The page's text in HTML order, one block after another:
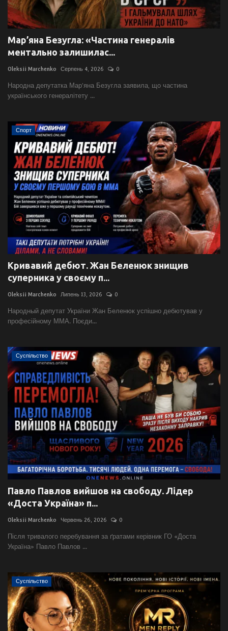
Мар’яна Безугла: «Частина генералів
ментально залишилас...
Oleksii Marchenko Серпень 4, 2026 0
Народна депутатка Мар’яна Безугла заявила, що частина
українського генералітету ...
Спорт
Кривавий дебют. Жан Беленюк знищив
суперника у своєму п...
Oleksii Marchenko Липень 13, 2026 0
Народный депутат України Жан Беленюк успішно дебютував у
професійному ММА. Поєди...
Суспільство
Павло Павлов вийшов на свободу. Лідер
«Доста Україна» п...
Oleksii Marchenko Червень 26, 2026 0
Після тривалого перебування за ґратами керівник ГО «Доста
Україна» Павло Павлов ...
Суспільство